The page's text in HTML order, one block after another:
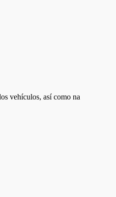
vehículos, así como na